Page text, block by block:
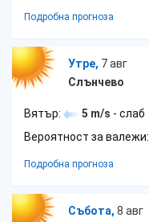
Подробна прогноза
Утре, 7 авг
Слънчево
Вятър: 5 m/s - слаб
Вероятност за валежи:
Подробна прогноза
Събота, 8 авг